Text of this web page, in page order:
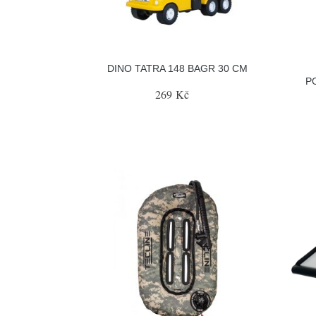
DINO TATRA 148 BAGR 30 CM
269 Kč